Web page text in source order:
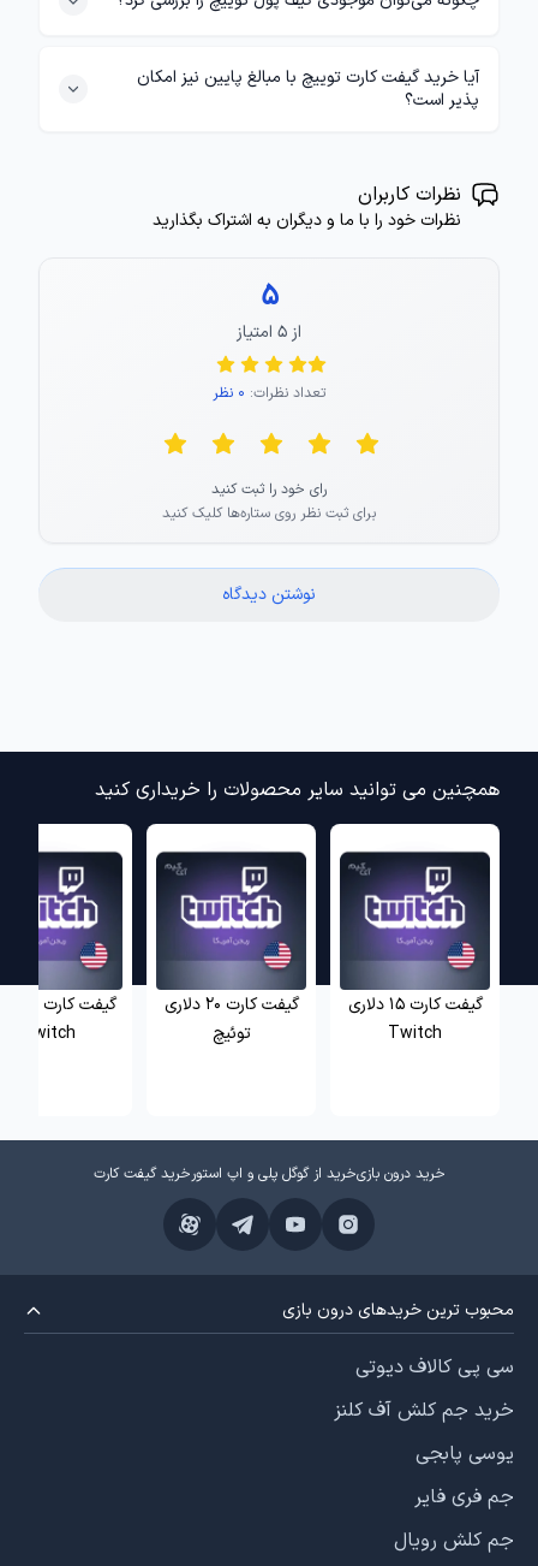
آیا خرید گیفت کارت توییچ با مبالغ پایین نیز امکان
پذیر است؟
نظرات کاربران
نظرات خود را با ما و دیگران به اشتراک بگذارید
نوشتن دیدگاه
5
از ۵ امتیاز
تعداد نظرات: 0 نظر
رای خود را ثبت کنید
برای ثبت نظر روی ستاره‌ها کلیک کنید
همچنین می توانید سایر محصولات را خریداری کنید
گیفت کارت 15 دلاری
Twitch
گیفت کارت 20 دلاری
توئیچ
Twitch
خرید درون بازیخرید از گوگل پلی و اپ استورخرید گیفت کارت
محبوب ترین خریدهای درون بازی
سی پی کالاف دیوتی
خرید جم کلش آف کلنز
یوسی پابجی
جم فری فایر
جم کلش رویال